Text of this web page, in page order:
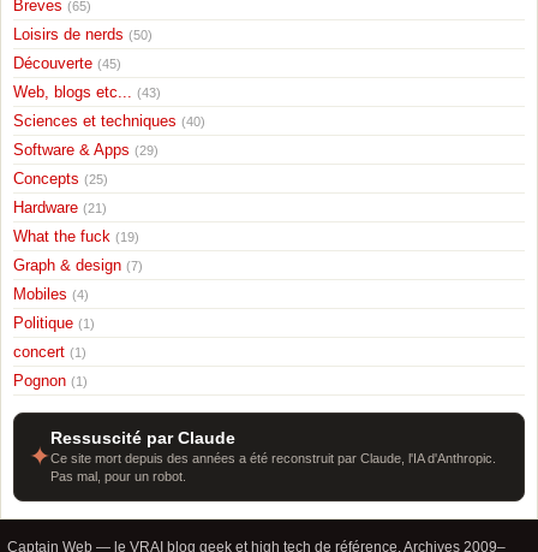
Breves (65)
Loisirs de nerds (50)
Découverte (45)
Web, blogs etc... (43)
Sciences et techniques (40)
Software & Apps (29)
Concepts (25)
Hardware (21)
What the fuck (19)
Graph & design (7)
Mobiles (4)
Politique (1)
concert (1)
Pognon (1)
✦
Ressuscité par Claude
Ce site mort depuis des années a été reconstruit par Claude, l'IA d'Anthropic.
Pas mal, pour un robot.
Captain Web — le VRAI blog geek et high tech de référence. Archives 2009–